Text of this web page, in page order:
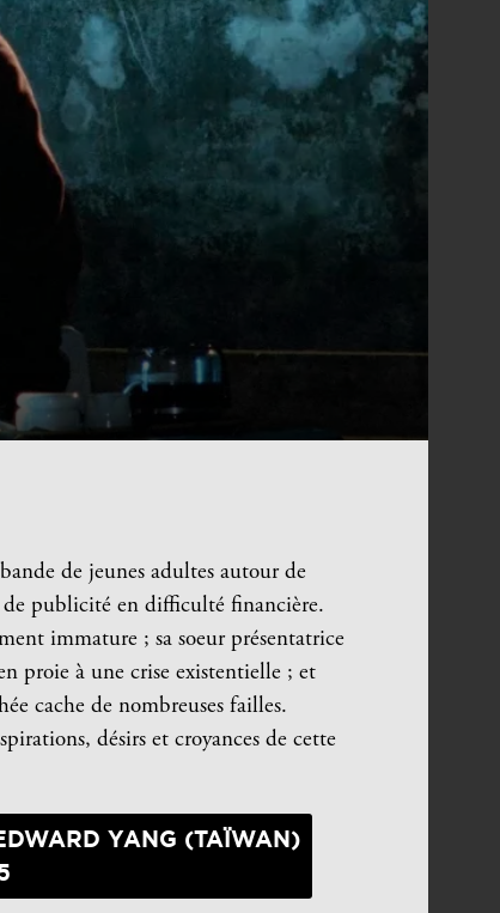
de jeunes adultes autour de
publicité en difficulté financière.
immature ; sa soeur présentatrice
proie à une crise existentielle ; et
cache de nombreuses failles.
désirs et croyances de cette
YANG (TAÏWAN)